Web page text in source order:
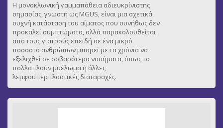
Η μονοκλωνική γαμμαπάθεια αδιευκρίνιστης
σημασίας, γνωστή ως MGUS, είναι μια σχετικά
συχνή κατάσταση του αίματος που συνήθως δεν
προκαλεί συμπτώματα, αλλά παρακολουθείται
από τους γιατρούς επειδή σε ένα μικρό
ποσοστό ανθρώπων μπορεί με τα χρόνια να
εξελιχθεί σε σοβαρότερα νοσήματα, όπως το
πολλαπλούν μυέλωμα ή άλλες
λεμφοϋπερπλαστικές διαταραχές.